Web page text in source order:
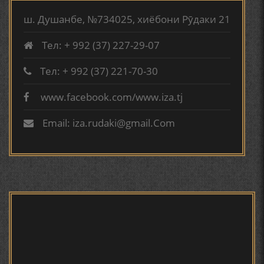
Сайри осорхона - Мирзо
КИРОМИ БУХОРӢ ШОИРИ ИНСОНДӮСТ УСМОНОВА
ГУЛБАҲОР.
ТАҶАССУМИ ҲАСБИ ҲОЛ ДАР ҒАЗАЛИЁТИ КИРОМИ
БУХОРОӢ УСМОНОВА Г.Ф.
БЕРУНӢ ВА НАВРӮЗИ АҶАМ
БЕРУНӢ ВА ЁДКАРДИ ҶАШНИ САДА
ш. Душанбе, №734025, хиёбони Рӯдаки 21
Тел: + 992 (37) 227-29-07
Тел: + 992 (37) 221-70-30
www.facebook.com/www.iza.tj
Email: iza.rudaki@gmail.Com